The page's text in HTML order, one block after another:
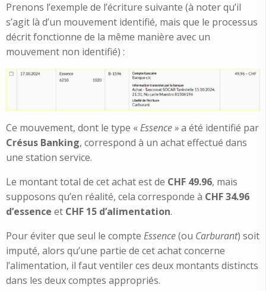
Prenons l’exemple de l’écriture suivante (à noter qu’il
s’agit là d’un mouvement identifié, mais que le processus
décrit fonctionne de la même manière avec un
mouvement non identifié) :
Ce mouvement, dont le type «Essence »a été identifié par
Crésus Banking, correspond à un achat effectué dans
une station service.
Le montant total de cet achat est de CHF 49.96, mais
supposons qu’en réalité, cela corresponde à CHF 34.96
d’essence et CHF 15 d’alimentation.
Pour éviter que seul le compte Essence(ou Carburant) soit
imputé, alors qu’une partie de cet achat concerne
l’alimentation, il faut ventiler ces deux montants distincts
dans les deux comptes appropriés.